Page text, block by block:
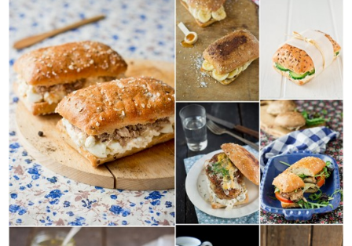
Selleks, et veidike isu tekitada, siis alljärgnevalt 2 mõnusat ja